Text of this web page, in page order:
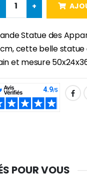
+
Statue des
cette belle statue
et mesure
POUR VOUS